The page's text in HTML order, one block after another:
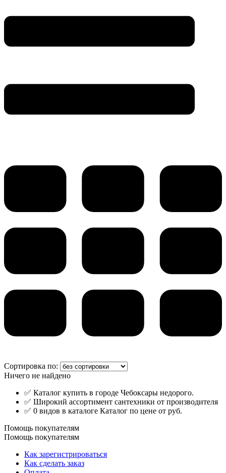
Сортировка по:
Ничего не найдено
✅ Каталог купить в городе Чебоксары недорого.
✅ Широкий ассортимент сантехники от производителя
✅ 0 видов в каталоге Каталог по цене от руб.
Помощь покупателям
Помощь покупателям
Как зарегистрироваться
Как сделать заказ